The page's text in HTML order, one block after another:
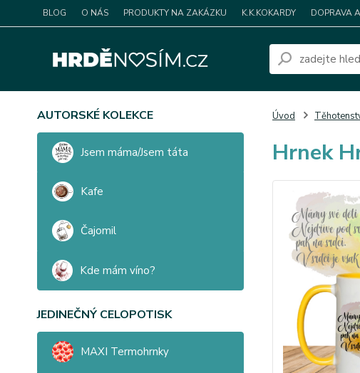
BLOG O NÁS PRODUKTY NA ZAKÁZKU K.K.KOKARDY DOPRAVA
AUTORSKÉ KOLEKCE
Jsem máma/Jsem táta
Kafe
Čajomil
Kde mám víno?
JEDINEČNÝ CELOPOTISK
MAXI Termohrnky
Úvod
Hrnek